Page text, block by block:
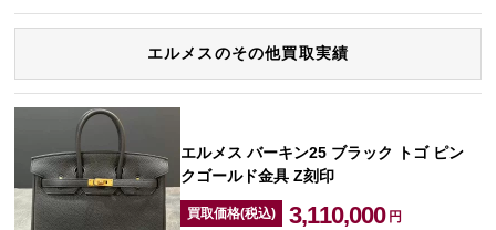
エルメスのその他買取実績
エルメス バーキン25 ブラック トゴ ピン
クゴールド金具 Z刻印
買取価格(税込) 3,110,000 円